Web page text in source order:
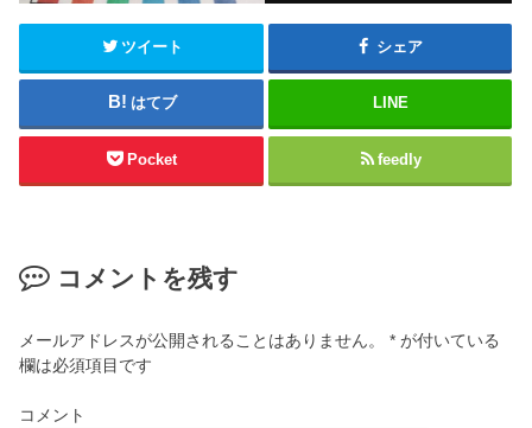
ツイート シェア
はてブ LINE
Pocket feedly
コメントを残す
メールアドレスが公開されることはありません。 * が付いている
欄は必須項目です
コメント